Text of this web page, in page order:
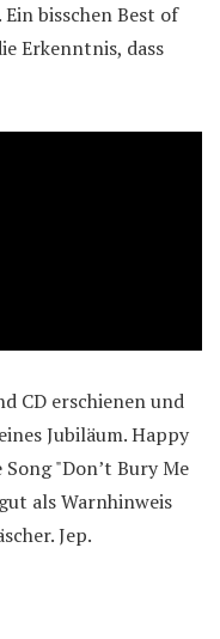
bisschen Best of
Erkenntnis, dass
CD erschienen und
Jubiläum. Happy
"Don’t Bury Me
als Warnhinweis
Jep.